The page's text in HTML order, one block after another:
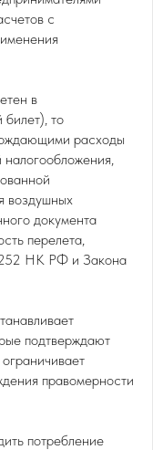
с
в
то
расходы
налогообложения,
воздушных
документа
перелета,
252 НК РФ и Закона
подтверждают
правомерности
потребление